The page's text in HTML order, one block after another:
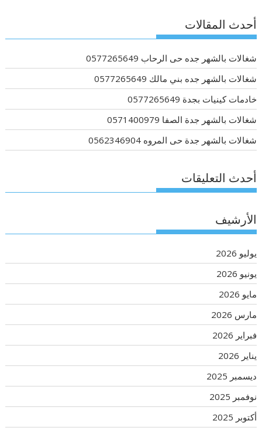
أحدث المقالات
شغالات بالشهر جده حى الرحاب 0577265649
شغالات بالشهر جده بني مالك 0577265649
خادمات كينيات بجدة 0577265649
شغالات بالشهر جدة الصفا 0571400979
شغالات بالشهر جدة حى المروه 0562346904
أحدث التعليقات
الأرشيف
يوليو 2026
يونيو 2026
مايو 2026
مارس 2026
فبراير 2026
يناير 2026
ديسمبر 2025
نوفمبر 2025
أكتوبر 2025